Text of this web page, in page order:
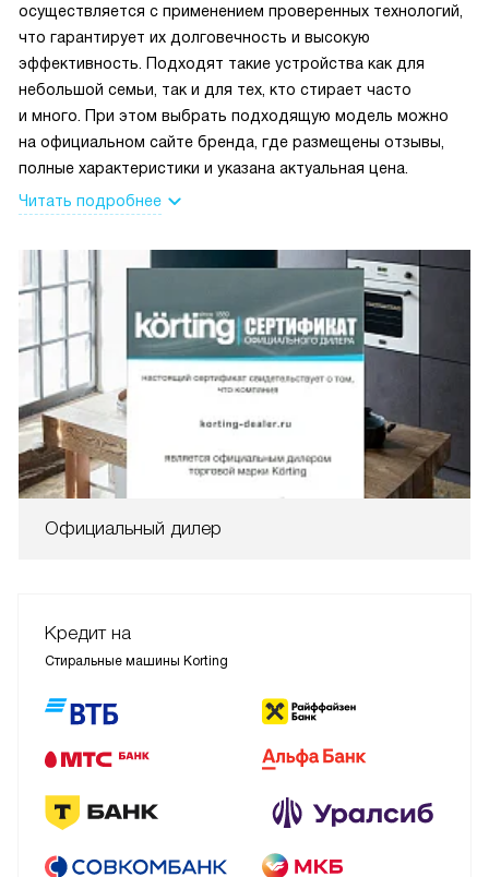
осуществляется с применением проверенных технологий,
что гарантирует их долговечность и высокую
эффективность. Подходят такие устройства как для
небольшой семьи, так и для тех, кто стирает часто
и много. При этом выбрать подходящую модель можно
на официальном сайте бренда, где размещены отзывы,
полные характеристики и указана актуальная цена.
Читать подробнее
Официальный дилер
Кредит на
Стиральные машины Korting